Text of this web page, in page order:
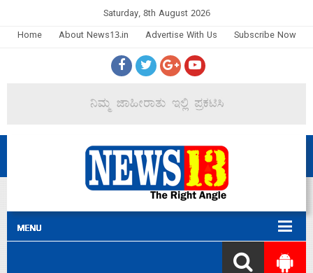
Saturday, 8th August 2026
Home
About News13.in Advertise With Us Subscribe Now